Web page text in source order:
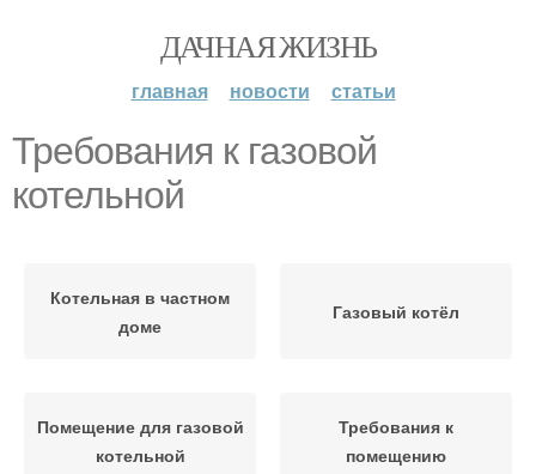
ДАЧНАЯ ЖИЗНЬ
главная новости статьи
Требования к газовой
котельной
Котельная в частном
доме
Газовый котёл
Помещение для газовой
котельной
Требования к
помещению